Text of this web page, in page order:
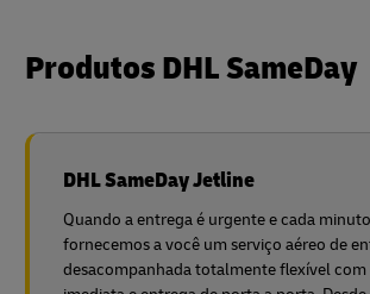
Produtos DHL SameDay
DHL SameDay Jetline
Quando a entrega é urgente e cada
fornecemos a você um serviço aéreo de
desacompanhada totalmente flexível